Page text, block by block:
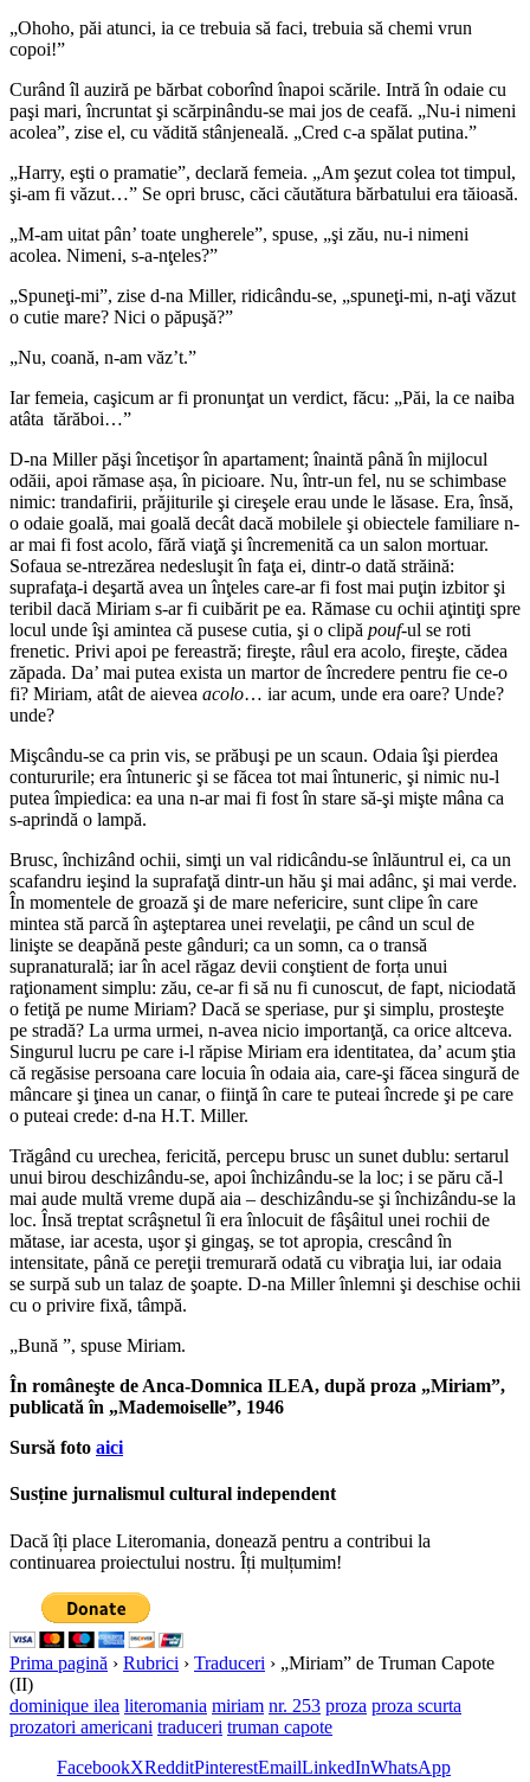
„Ohoho, păi atunci, ia ce trebuia să faci, trebuia să chemi vrun
copoi!”
Curând îl auziră pe bărbat coborînd înapoi scările. Intră în odaie cu
paşi mari, încruntat şi scărpinându-se mai jos de ceafă. „Nu-i nimeni
acolea”, zise el, cu vădită stânjeneală. „Cred c-a spălat putina.”
„Harry, eşti o pramatie”, declară femeia. „Am şezut colea tot timpul,
şi-am fi văzut…” Se opri brusc, căci căutătura bărbatului era tăioasă.
„M-am uitat pân’ toate ungherele”, spuse, „şi zău, nu-i nimeni
acolea. Nimeni, s-a-nţeles?”
„Spuneţi-mi”, zise d-na Miller, ridicându-se, „spuneţi-mi, n-aţi văzut
o cutie mare? Nici o păpuşă?”
„Nu, coană, n-am văz’t.”
Iar femeia, caşicum ar fi pronunţat un verdict, făcu: „Păi, la ce naiba
atâta tărăboi…”
D-na Miller păşi încetişor în apartament; înaintă până în mijlocul
odăii, apoi rămase așa, în picioare. Nu, într-un fel, nu se schimbase
nimic: trandafirii, prăjiturile şi cireşele erau unde le lăsase. Era, însă,
o odaie goală, mai goală decât dacă mobilele şi obiectele familiare n-
ar mai fi fost acolo, fără viaţă şi încremenită ca un salon mortuar.
Sofaua se-ntrezărea nedesluşit în faţa ei, dintr-o dată străină:
suprafaţa-i deşartă avea un înţeles care-ar fi fost mai puţin izbitor şi
teribil dacă Miriam s-ar fi cuibărit pe ea. Rămase cu ochii aţintiţi spre
locul unde îşi amintea că pusese cutia, şi o clipă pouf-ul se roti
frenetic. Privi apoi pe fereastră; fireşte, râul era acolo, fireşte, cădea
zăpada. Da’ mai putea exista un martor de încredere pentru fie ce-o
fi? Miriam, atât de aievea acolo… iar acum, unde era oare? Unde?
unde?
Mişcându-se ca prin vis, se prăbuşi pe un scaun. Odaia îşi pierdea
contururile; era întuneric şi se făcea tot mai întuneric, şi nimic nu-l
putea împiedica: ea una n-ar mai fi fost în stare să-şi mişte mâna ca
s-aprindă o lampă.
Brusc, închizând ochii, simţi un val ridicându-se înlăuntrul ei, ca un
scafandru ieşind la suprafaţă dintr-un hău şi mai adânc, şi mai verde.
În momentele de groază şi de mare nefericire, sunt clipe în care
mintea stă parcă în aşteptarea unei revelaţii, pe când un scul de
linişte se deapănă peste gânduri; ca un somn, ca o transă
supranaturală; iar în acel răgaz devii conştient de forța unui
raţionament simplu: zău, ce-ar fi să nu fi cunoscut, de fapt, niciodată
o fetiţă pe nume Miriam? Dacă se speriase, pur şi simplu, prosteşte
pe stradă? La urma urmei, n-avea nicio importanţă, ca orice altceva.
Singurul lucru pe care i-l răpise Miriam era identitatea, da’ acum ştia
că regăsise persoana care locuia în odaia aia, care-şi făcea singură de
mâncare şi ţinea un canar, o fiinţă în care te puteai încrede şi pe care
o puteai crede: d-na H.T. Miller.
Trăgând cu urechea, fericită, percepu brusc un sunet dublu: sertarul
unui birou deschizându-se, apoi închizându-se la loc; i se păru că-l
mai aude multă vreme după aia – deschizându-se şi închizându-se la
loc. Însă treptat scrâşnetul îi era înlocuit de fâşâitul unei rochii de
mătase, iar acesta, uşor şi gingaş, se tot apropia, crescând în
intensitate, până ce pereţii tremurară odată cu vibraţia lui, iar odaia
se surpă sub un talaz de şoapte. D-na Miller înlemni şi deschise ochii
cu o privire fixă, tâmpă.
„Bună ”, spuse Miriam.
În româneşte de Anca-Domnica ILEA, după proza „Miriam”,
publicată în „Mademoiselle”, 1946
Sursă foto aici
Susține jurnalismul cultural independent
Dacă îți place Literomania, donează pentru a contribui la
continuarea proiectului nostru. Îți mulțumim!
Prima pagină › Rubrici › Traduceri › „Miriam” de Truman Capote
(II)
dominique ilea literomania miriam nr. 253 proza proza scurta
prozatori americani traduceri truman capote
FacebookXRedditPinterestEmailLinkedInWhatsApp